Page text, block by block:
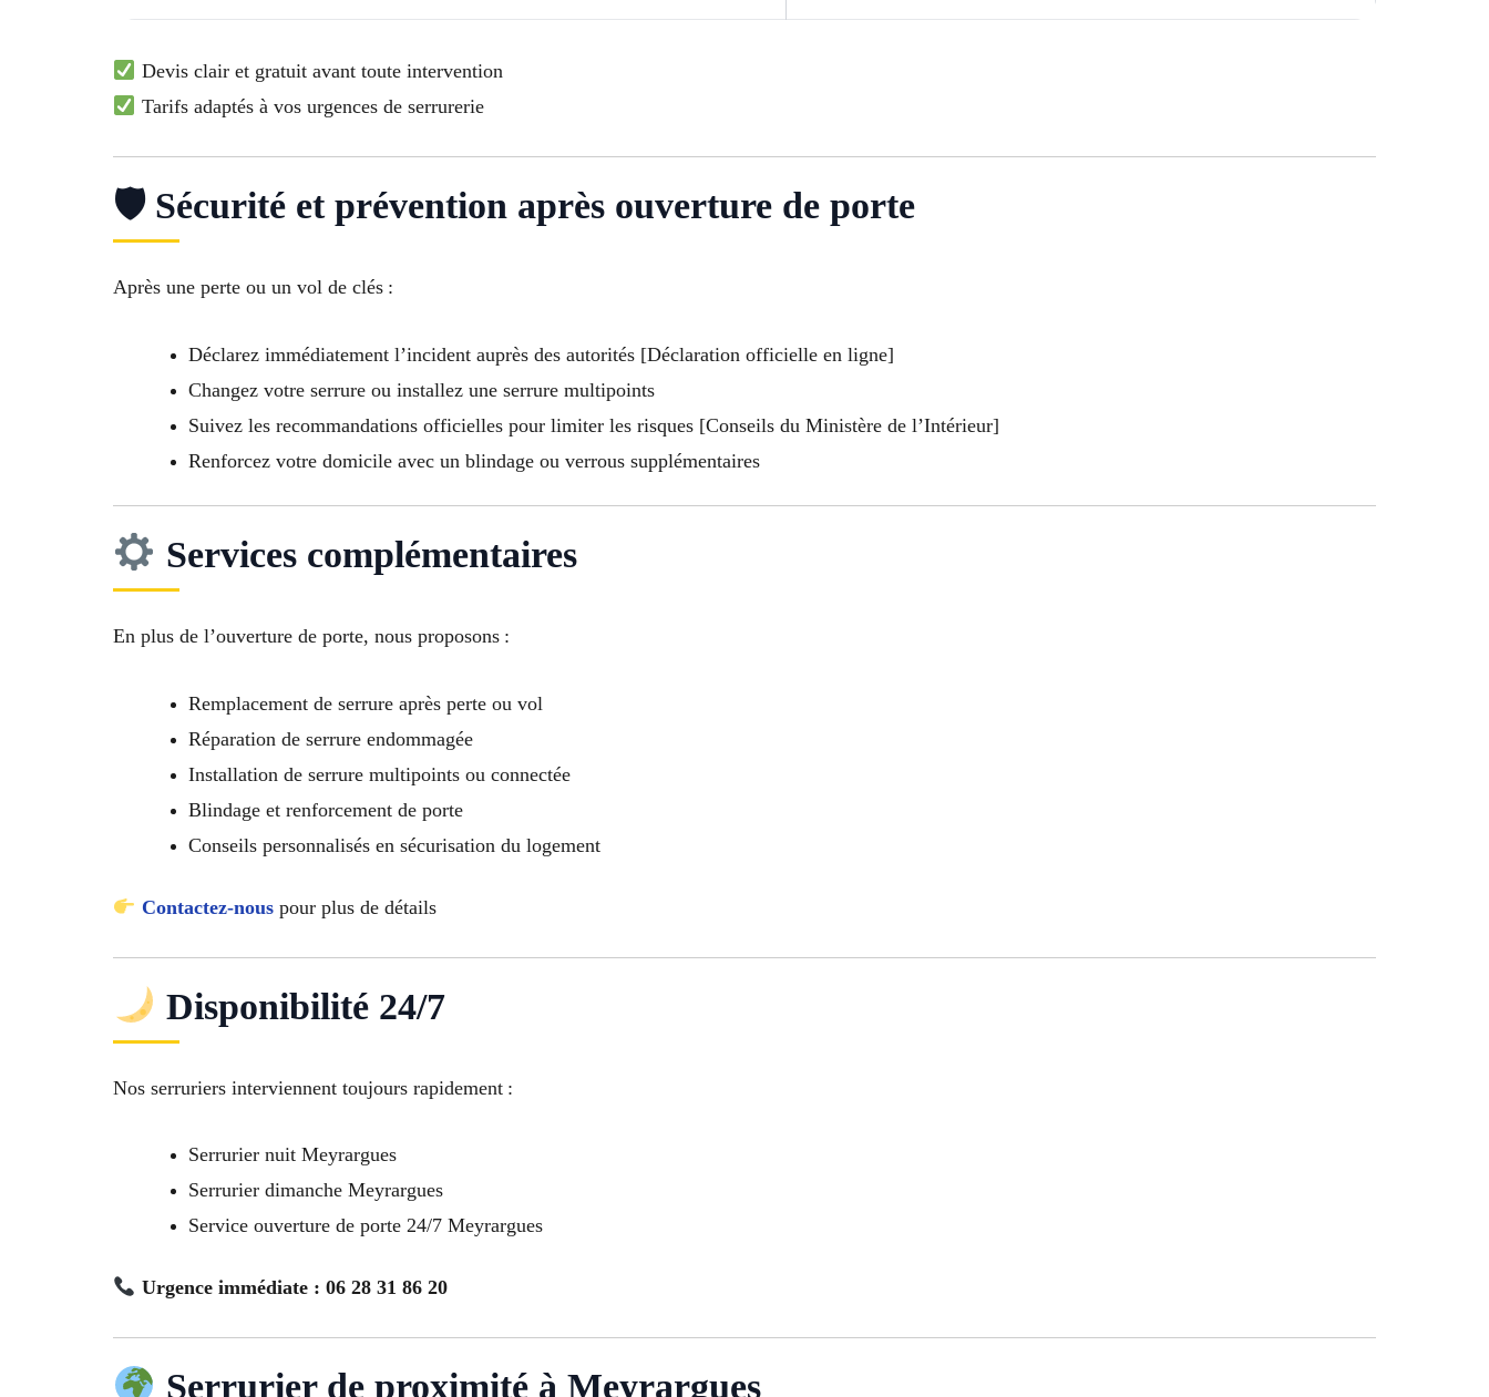
Devis clair et gratuit avant toute intervention
Tarifs adaptés à vos urgences de serrurerie
🛡 Sécurité et prévention après ouverture de porte
Après une perte ou un vol de clés :
Déclarez immédiatement l’incident auprès des autorités [Déclaration officielle en ligne]
Changez votre serrure ou installez une serrure multipoints
Suivez les recommandations officielles pour limiter les risques [Conseils du Ministère de l’Intérieur]
Renforcez votre domicile avec un blindage ou verrous supplémentaires
Services complémentaires
En plus de l’ouverture de porte, nous proposons :
Remplacement de serrure après perte ou vol
Réparation de serrure endommagée
Installation de serrure multipoints ou connectée
Blindage et renforcement de porte
Conseils personnalisés en sécurisation du logement
Contactez-nouspour plus de détails
Disponibilité 24/7
Nos serruriers interviennent toujours rapidement :
Serrurier nuit Meyrargues
Serrurier dimanche Meyrargues
Service ouverture de porte 24/7 Meyrargues
Urgence immédiate : 06 28 31 86 20
Serrurier de proximité à Meyrargues